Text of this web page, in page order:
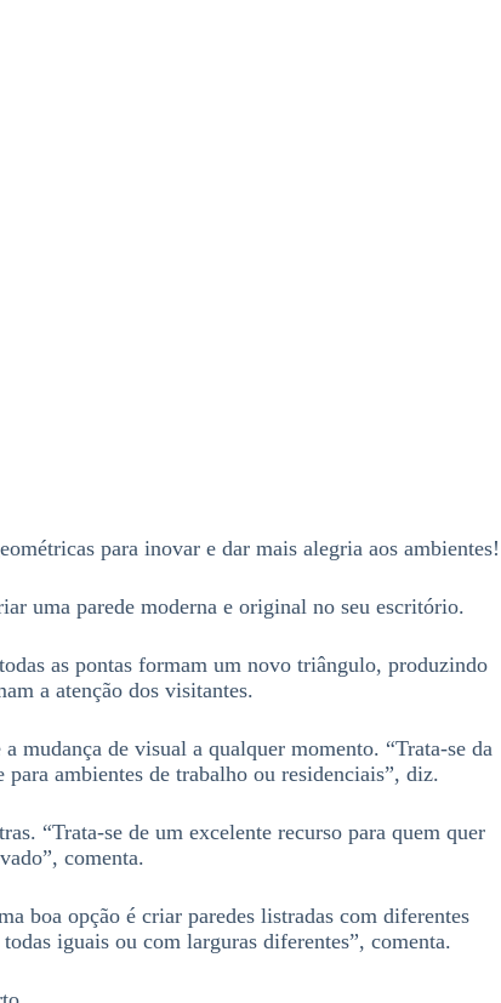
para inovar e dar mais alegria aos ambientes!
uma parede moderna e original no seu escritório.
as pontas formam um novo triângulo, produzindo
a atenção dos visitantes.
mudança de visual a qualquer momento. “Trata-se da
ambientes de trabalho ou residenciais”, diz.
“Trata-se de um excelente recurso para quem quer
comenta.
boa opção é criar paredes listradas com diferentes
iguais ou com larguras diferentes”, comenta.